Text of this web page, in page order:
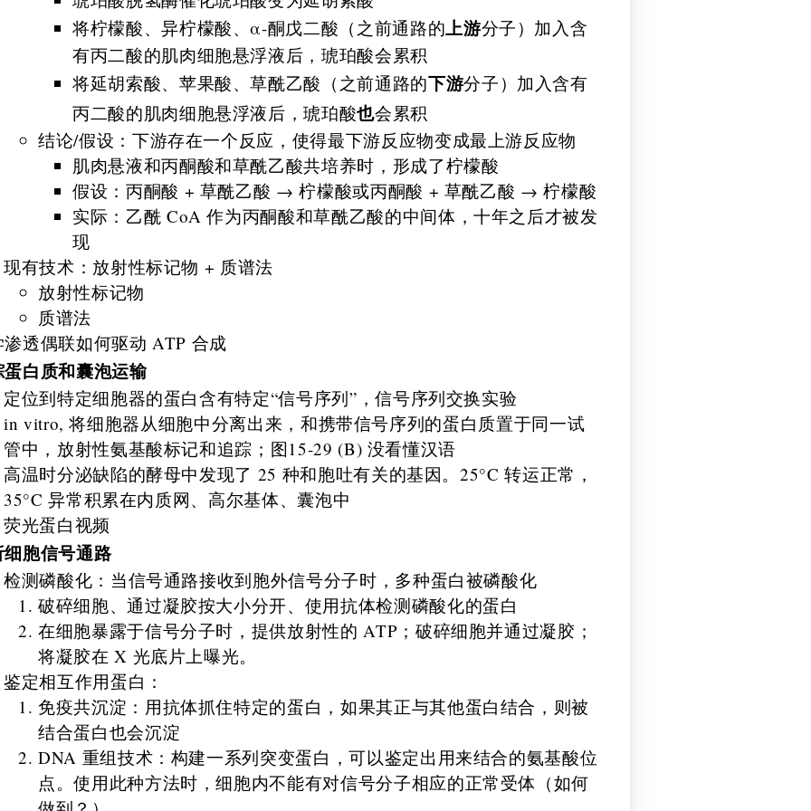
将柠檬酸、异柠檬酸、α-酮戊二酸（之前通路的上游分子）加入含
有丙二酸的肌肉细胞悬浮液后，琥珀酸会累积
将延胡索酸、苹果酸、草酰乙酸（之前通路的下游分子）加入含有
丙二酸的肌肉细胞悬浮液后，琥珀酸也会累积
结论/假设：下游存在一个反应，使得最下游反应物变成最上游反应物
肌肉悬液和丙酮酸和草酰乙酸共培养时，形成了柠檬酸
假设：丙酮酸 + 草酰乙酸 → 柠檬酸或丙酮酸 + 草酰乙酸 → 柠檬酸
实际：乙酰 CoA 作为丙酮酸和草酰乙酸的中间体，十年之后才被发
现
现有技术：放射性标记物 + 质谱法
放射性标记物
质谱法
渗透偶联如何驱动 ATP 合成
白质和囊泡运输
定位到特定细胞器的蛋白含有特定“信号序列”，信号序列交换实验
in vitro, 将细胞器从细胞中分离出来，和携带信号序列的蛋白质置于同一试
管中，放射性氨基酸标记和追踪；图15-29 (B) 没看懂汉语
高温时分泌缺陷的酵母中发现了 25 种和胞吐有关的基因。25°C 转运正常，
35°C 异常积累在内质网、高尔基体、囊泡中
荧光蛋白视频
胞信号通路
检测磷酸化：当信号通路接收到胞外信号分子时，多种蛋白被磷酸化
破碎细胞、通过凝胶按大小分开、使用抗体检测磷酸化的蛋白
在细胞暴露于信号分子时，提供放射性的 ATP；破碎细胞并通过凝胶；
将凝胶在 X 光底片上曝光。
鉴定相互作用蛋白：
免疫共沉淀：用抗体抓住特定的蛋白，如果其正与其他蛋白结合，则被
结合蛋白也会沉淀
DNA 重组技术：构建一系列突变蛋白，可以鉴定出用来结合的氨基酸位
点。使用此种方法时，细胞内不能有对信号分子相应的正常受体（如何